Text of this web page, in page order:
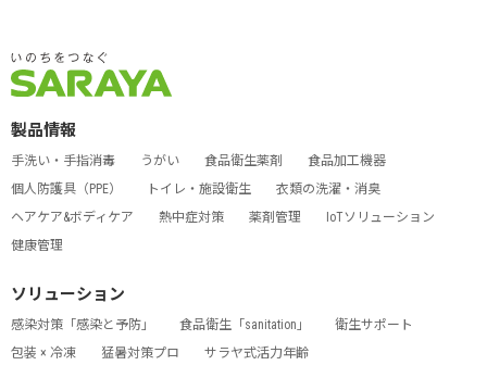
製品情報
手洗い・手指消毒 うがい 食品衛生薬剤
食品加工機器
個人防護具（PPE）
トイレ・施設衛生
衣類の洗濯・消臭
ヘアケア&ボディケア
熱中症対策 薬剤管理
IoTソリューション
健康管理
ソリューション
感染対策「感染と予防」 食品衛生「sanitation」
衛生サポート
包装 × 冷凍
猛暑対策プロ サラヤ式活力年齢